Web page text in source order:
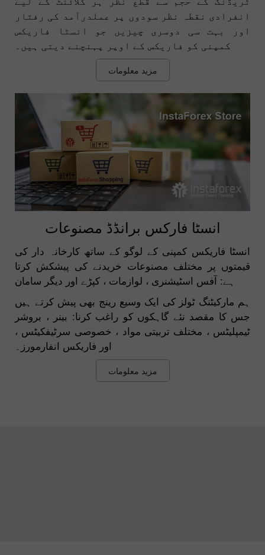
انفرادی نقطہ نظر سودوں پر عملدرآمد کی رفتار
اور بہت سی دوسری چیزیں جو انسٹا فاریکس
کمپنی کو فاریکس کے اوپر پہنچنے دیتی ہیں۔
مزید معلومات
انسٹا فارکس برانڈڈ مصنوعات
انسٹا فاریکس کمپنی کے لوگو کے ساتھ کارخانہ دار کی
قیمتوں پر مختلف مصنوعات خریدنے کی پیشکش کرتا
ہے: آفس اسٹیشنری ، لوازمات ، کپڑے اور دیگر سامان
ہم مارکیٹنگ ٹولز کی ایک وسیع رینج بھی پیش کرتے ہیں
جس کا مقصد نئے گاہکوں کو راغب کرنا: بینر ، بروشر
ٹیمپلیٹس ، مختلف تربیتی مواد ، خصوصی سرٹیفکیٹس ،
اور فاریکس انفارمورز۔
مزید معلومات